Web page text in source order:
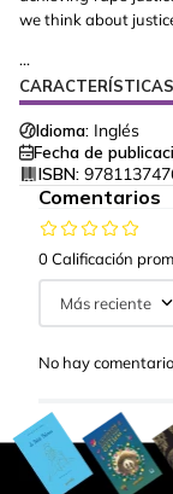
we think about
...
CARACTERÍSTICAS
Idioma: Inglés
Fecha de
ISBN:
Comentarios
0 Calificación
Más reciente
No hay